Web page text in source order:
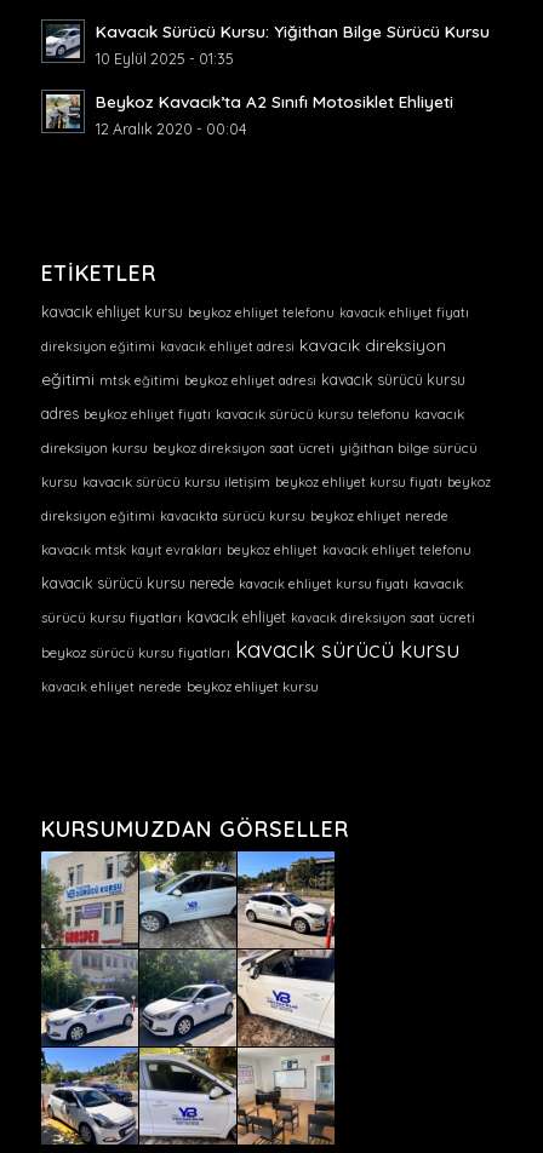
Kavacık Sürücü Kursu: Yiğithan Bilge Sürücü Kursu
10 Eylül 2025 - 01:35
Beykoz Kavacık’ta A2 Sınıfı Motosiklet Ehliyeti
12 Aralık 2020 - 00:04
ETIKETLER
kavacık ehliyet kursu beykoz ehliyet telefonu kavacık ehliyet fiyatı
direksiyon eğitimi kavacık ehliyet adresi kavacık direksiyon
eğitimi mtsk eğitimi beykoz ehliyet adresi kavacık sürücü kursu
adres beykoz ehliyet fiyatı kavacık sürücü kursu telefonu kavacık
direksiyon kursu beykoz direksiyon saat ücreti yiğithan bilge sürücü
kursu kavacık sürücü kursu iletişim beykoz ehliyet kursu fiyatı beykoz
direksiyon eğitimi kavacıkta sürücü kursu beykoz ehliyet nerede
kavacık mtsk kayıt evrakları beykoz ehliyet kavacık ehliyet telefonu
kavacık sürücü kursu nerede kavacık ehliyet kursu fiyatı kavacık
sürücü kursu fiyatları kavacık ehliyet kavacık direksiyon saat ücreti
beykoz sürücü kursu fiyatları kavacık sürücü kursu
kavacık ehliyet nerede beykoz ehliyet kursu
KURSUMUZDAN GÖRSELLER